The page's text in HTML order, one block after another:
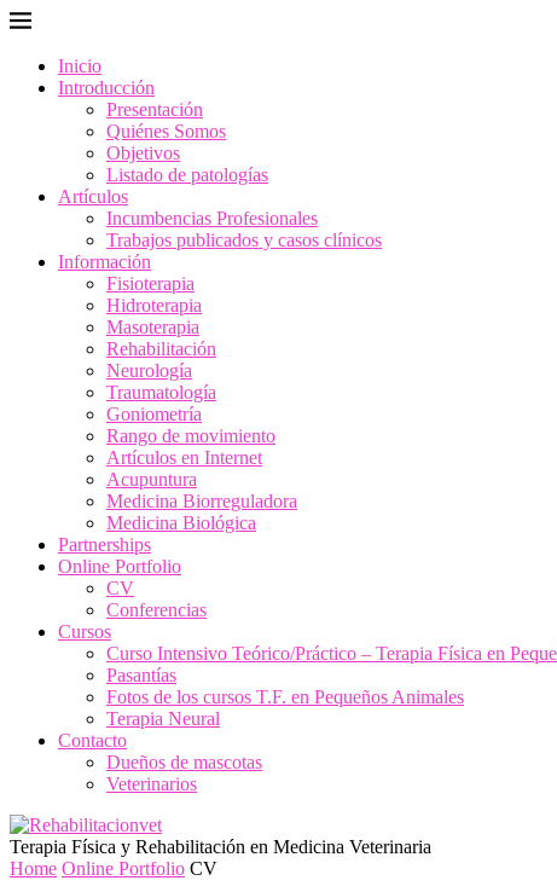
Inicio
Introducción
Presentación
Quiénes Somos
Objetivos
Listado de patologías
Artículos
Incumbencias Profesionales
Trabajos publicados y casos clínicos
Información
Fisioterapia
Hidroterapia
Masoterapia
Rehabilitación
Neurología
Traumatología
Goniometría
Rango de movimiento
Artículos en Internet
Acupuntura
Medicina Biorreguladora
Medicina Biológica
Partnerships
Online Portfolio
CV
Conferencias
Cursos
Curso Intensivo Teórico/Práctico – Terapia Física en
Pasantías
Fotos de los cursos T.F. en Pequeños Animales
Terapia Neural
Contacto
Dueños de mascotas
Veterinarios
Terapia Física y Rehabilitación en Medicina Veterinaria
Home Online Portfolio CV